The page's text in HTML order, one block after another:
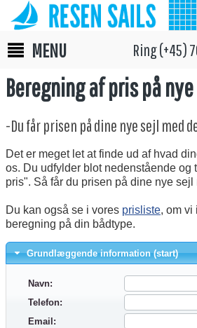
MENU Ring (+45)
Beregning af pris på nye
-Du får prisen på dine nye sejl med
Det er meget let at finde ud af hvad
os. Du udfylder blot nedenstående og
pris". Så får du prisen på dine nye sejl
Du kan også se i vores prisliste, om vi
beregning på din bådtype.
Grundlæggende information (start)
Navn:
Telefon:
Email: